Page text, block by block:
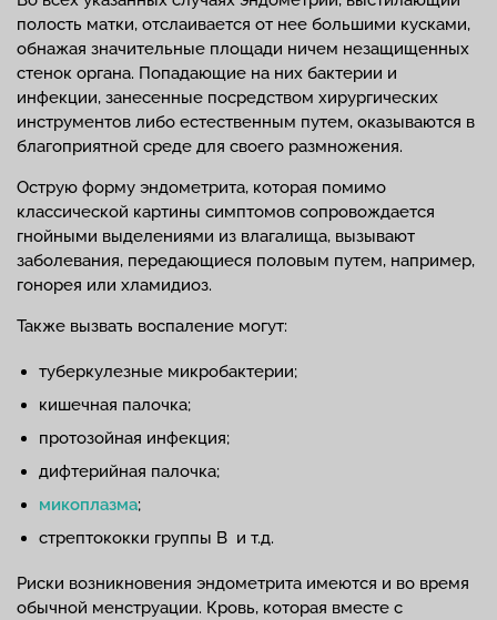
полость матки, отслаивается от нее большими кусками,
обнажая значительные площади ничем незащищенных
стенок органа. Попадающие на них бактерии и
инфекции, занесенные посредством хирургических
инструментов либо естественным путем, оказываются в
благоприятной среде для своего размножения.
Острую форму эндометрита, которая помимо
классической картины симптомов сопровождается
гнойными выделениями из влагалища, вызывают
заболевания, передающиеся половым путем, например,
гонорея или хламидиоз.
Также вызвать воспаление могут:
туберкулезные микробактерии;
кишечная палочка;
протозойная инфекция;
дифтерийная палочка;
микоплазма;
стрептококки группы B и т.д.
Риски возникновения эндометрита имеются и во время
обычной менструации. Кровь, которая вместе с